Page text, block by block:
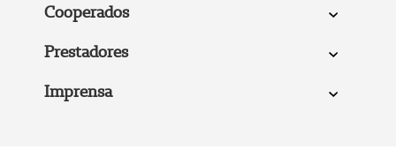
Cooperados
Prestadores
Imprensa